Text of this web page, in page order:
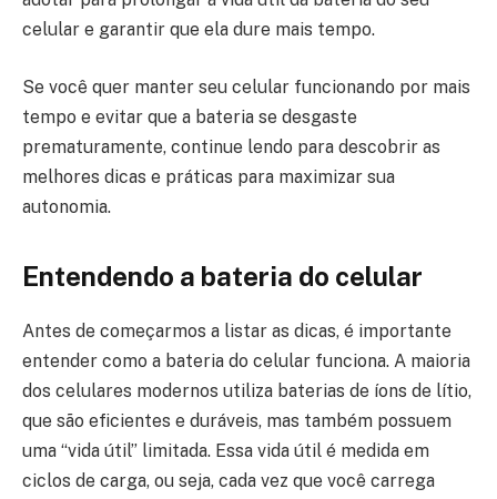
celular e garantir que ela dure mais tempo.
Se você quer manter seu celular funcionando por mais
tempo e evitar que a bateria se desgaste
prematuramente, continue lendo para descobrir as
melhores dicas e práticas para maximizar sua
autonomia.
Entendendo a bateria do celular
Antes de começarmos a listar as dicas, é importante
entender como a bateria do celular funciona. A maioria
dos celulares modernos utiliza baterias de íons de lítio,
que são eficientes e duráveis, mas também possuem
uma “vida útil” limitada. Essa vida útil é medida em
ciclos de carga, ou seja, cada vez que você carrega